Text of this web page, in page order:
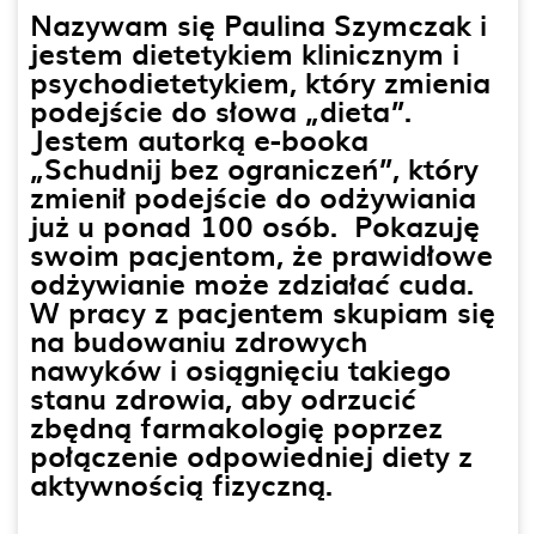
Nazywam się Paulina Szymczak i
jestem dietetykiem klinicznym i
psychodietetykiem, który zmienia
podejście do słowa „dieta”.
Jestem autorką e-booka
„Schudnij bez ograniczeń”, który
zmienił podejście do odżywiania
już u ponad 100 osób. Pokazuję
swoim pacjentom, że prawidłowe
odżywianie może zdziałać cuda.
W pracy z pacjentem skupiam się
na budowaniu zdrowych
nawyków i osiągnięciu takiego
stanu zdrowia, aby odrzucić
zbędną farmakologię poprzez
połączenie odpowiedniej diety z
aktywnością fizyczną.